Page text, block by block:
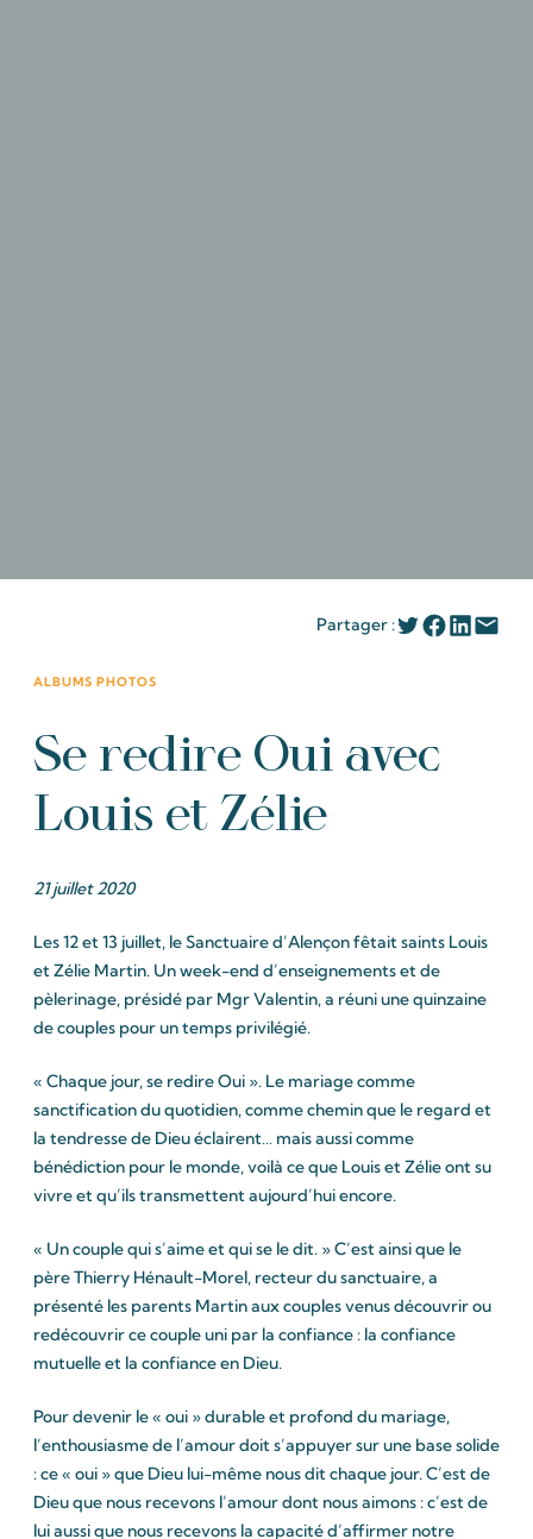
Partager :
ALBUMS PHOTOS
Se redire Oui avec
Louis et Zélie
21 juillet 2020
Les 12 et 13 juillet, le Sanctuaire d’Alençon fêtait saints Louis
et Zélie Martin. Un week-end d’enseignements et de
pèlerinage, présidé par Mgr Valentin, a réuni une quinzaine
de couples pour un temps privilégié.
« Chaque jour, se redire Oui ». Le mariage comme
sanctification du quotidien, comme chemin que le regard et
la tendresse de Dieu éclairent… mais aussi comme
bénédiction pour le monde, voilà ce que Louis et Zélie ont su
vivre et qu’ils transmettent aujourd’hui encore.
« Un couple qui s’aime et qui se le dit. » C’est ainsi que le
père Thierry Hénault-Morel, recteur du sanctuaire, a
présenté les parents Martin aux couples venus découvrir ou
redécouvrir ce couple uni par la confiance : la confiance
mutuelle et la confiance en Dieu.
Pour devenir le « oui » durable et profond du mariage,
l’enthousiasme de l’amour doit s’appuyer sur une base solide
: ce « oui » que Dieu lui-même nous dit chaque jour. C’est de
Dieu que nous recevons l’amour dont nous aimons : c’est de
lui aussi que nous recevons la capacité d’affirmer notre